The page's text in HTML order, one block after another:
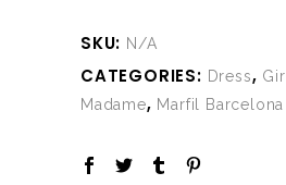
SKU: N/A
CATEGORIES: Dress, Girl
Madame, Marfil Barcelona